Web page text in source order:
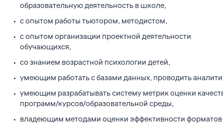
образовательную деятельность в школе,
с опытом работы тьютором, методистом,
с опытом организации проектной деятельности
обучающихся,
со знанием возрастной психологии детей,
умеющим работать с базами данных, проводить
умеющим разрабатывать систему метрик оценки
программ/курсов/образовательной среды,
владеющим методами оценки эффективности форматов